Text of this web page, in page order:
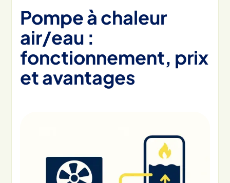
Pompe à chaleur
air/eau :
fonctionnement, prix
et avantages